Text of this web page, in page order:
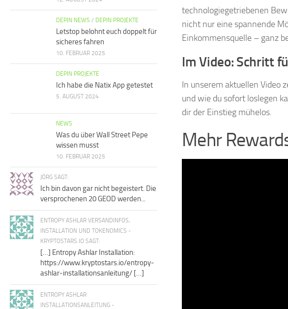
technologiegetriebenen
nicht nur eine spannende
Einkommensquelle – ganz
Im Video: Schritt
In unserem aktuellen Video
und wie du sofort loslegen
dir der Einstieg mühelos.
Mehr
DEPIN NEWS / DEPIN PROJEKTE
Letstop belohnt euch doppelt für
sicheres fahren
10. FEBRUAR 2025
DEPIN PROJEKTE
Ich habe die Natix App getestet
5. AUGUST 2024
NEWS
Was du über Wall Street Pepe
wissen musst
10. FEBRUAR 2025
JÖRG SAGT:
Ich bin davon gar nicht begeistert. Die
versprochenen 20 GEOD werden...
ENTROPY ASHLAR VERSANDINFOS,
INSTALLATION UND TOKENOMICS -
KRYPTOSTARS.IO SAGT:
[…] Entropy Ashlar Installation:
https://www.kryptostars.io/entropy-
ashlar-installationsanleitung/ […]
ENTROPY ASHLAR
INSTALLATIONSANLEITUNG -